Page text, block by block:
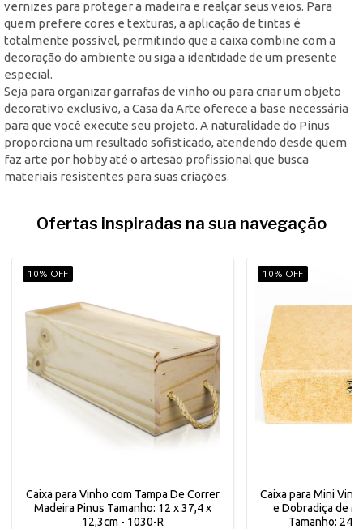
vernizes para proteger a madeira e realçar seus veios. Para
quem prefere cores e texturas, a aplicação de tintas é
totalmente possível, permitindo que a caixa combine com a
decoração do ambiente ou siga a identidade de um presente
especial.
Seja para organizar garrafas de vinho ou para criar um objeto
decorativo exclusivo, a Casa da Arte oferece a base necessária
para que você execute seu projeto. A naturalidade do Pinus
proporciona um resultado sofisticado, atendendo desde quem
faz arte por hobby até o artesão profissional que busca
materiais resistentes para suas criações.
Ofertas inspiradas na sua navegação
10% OFF
Caixa para Vinho com Tampa De Correr
Madeira Pinus Tamanho: 12 x 37,4 x
12,3cm - 1030-R
10% OFF
Caixa para Mini
e Dobradiça de
Tamanho: